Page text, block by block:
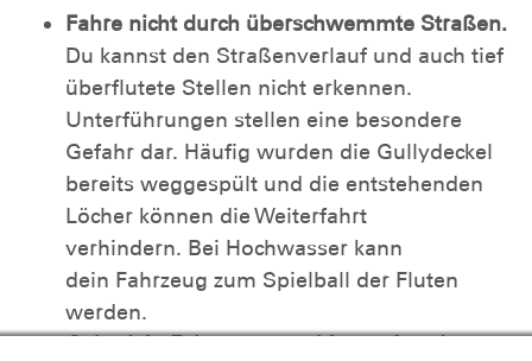
Fahre nicht durch überschwemmte Straßen.
Du kannst den Straßenverlauf und auch tief
überflutete Stellen nicht erkennen.
Unterführungen stellen eine besondere
Gefahr dar. Häufig wurden die Gullydeckel
bereits weggespült und die entstehenden
Löcher können die Weiterfahrt
verhindern. Bei Hochwasser kann
dein Fahrzeug zum Spielball der Fluten
werden.
Geht dein Fahrzeug aus, bitte sofort das